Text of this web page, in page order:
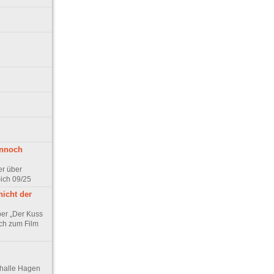
über
09/25
der
„Der Kuss
zum Film
Hagen